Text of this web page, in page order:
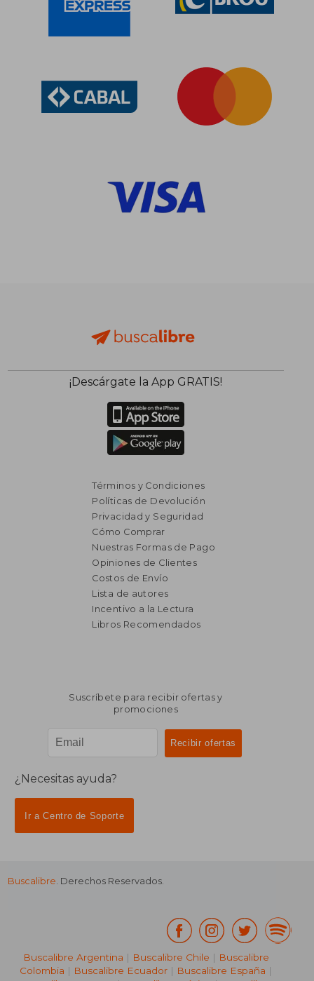
¡Descárgate la App GRATIS!
Términos y Condiciones
Políticas de Devolución
Privacidad y Seguridad
Cómo Comprar
Nuestras Formas de Pago
Opiniones de Clientes
Costos de Envío
Lista de autores
Incentivo a la Lectura
Libros Recomendados
Suscríbete para recibir ofertas y
promociones
¿Necesitas ayuda?
Ir a Centro de Soporte
Buscalibre. Derechos Reservados.
Buscalibre Argentina | Buscalibre Chile | Buscalibre
Colombia | Buscalibre Ecuador | Buscalibre España |